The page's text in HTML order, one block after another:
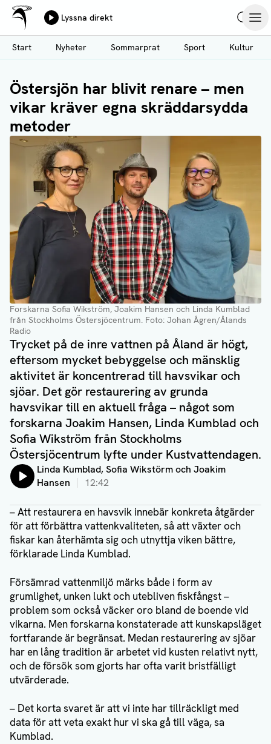
Hoppa
till
huvudinnehåll
Ålands Radio & TV
Lyssna direkt
Start
Nyheter Sommarprat Sport Kultur
Östersjön har blivit renare – men
vikar kräver egna skräddarsydda
metoder
Forskarna Sofia Wikström, Joakim Hansen och Linda Kumblad
från Stockholms Östersjöcentrum. Foto: Johan Ågren/Ålands
Radio
Trycket på de inre vattnen på Åland är högt,
eftersom mycket bebyggelse och mänsklig
aktivitet är koncentrerad till havsvikar och
sjöar. Det gör restaurering av grunda
havsvikar till en aktuell fråga – något som
forskarna Joakim Hansen, Linda Kumblad och
Sofia Wikström från Stockholms
Östersjöcentrum lyfte under Kustvattendagen.
Lyssna på:
Linda Kumblad, Sofia Wikstörm och Joakim
Hansen
12:42
– Att restaurera en havsvik innebär konkreta åtgärder
för att förbättra vattenkvaliteten, så att växter och
fiskar kan återhämta sig och utnyttja viken bättre,
förklarade Linda Kumblad.
Försämrad vattenmiljö märks både i form av
grumlighet, unken lukt och utebliven fiskfångst –
problem som också väcker oro bland de boende vid
vikarna. Men forskarna konstaterade att kunskapsläget
fortfarande är begränsat. Medan restaurering av sjöar
har en lång tradition är arbetet vid kusten relativt nytt,
och de försök som gjorts har ofta varit bristfälligt
utvärderade.
– Det korta svaret är att vi inte har tillräckligt med
data för att veta exakt hur vi ska gå till väga, sa
Kumblad.